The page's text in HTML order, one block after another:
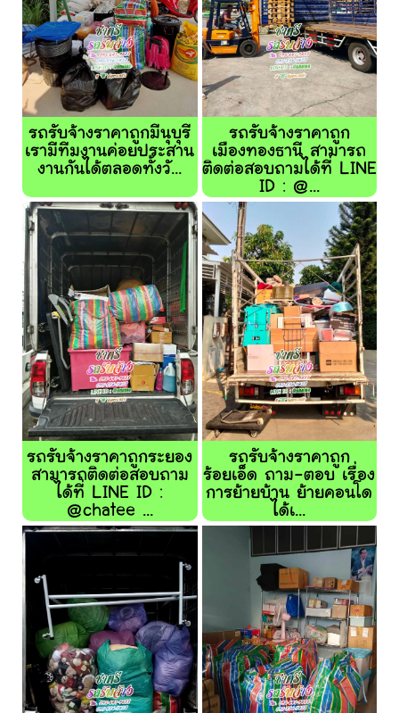
รถรับจ้างราคาถูกมีนุบุรี
เรามีทีมงานค่อยประสาน
งานกันได้ตลอดทั้งวั...
รถรับจ้างราคาถูก
เมืองทองธานี สามารถ
ติดต่อสอบถามได้ที่ LINE
ID : @...
รถรับจ้างราคาถูกระยอง
สามารถติดต่อสอบถาม
ได้ที่ LINE ID :
@chatee ...
รถรับจ้างราคาถูก
ร้อยเอ็ด ถาม-ตอบ เรื่อง
การย้ายบ้าน ย้ายคอนโด
ได้เ...